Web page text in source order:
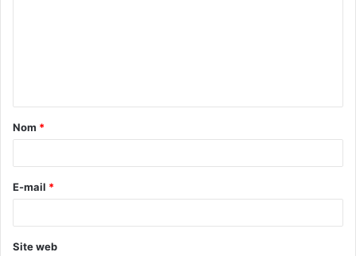
Nom *
E-mail *
Site web